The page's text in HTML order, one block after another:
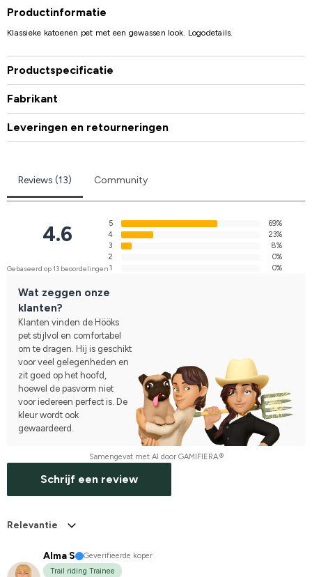
Productinformatie
Klassieke katoenen pet met een gewassen look. Logodetails.
Productspecificatie
Fabrikant
Leveringen en retourneringen
Reviews (13) Community
4.6
Gebaseerd op 13 beoordelingen
5
69%
4
23%
3
8%
2
0%
1
0%
Wat zeggen onze
klanten?
Klanten vinden de Hööks
pet stijlvol en comfortabel
om te dragen. Hij is geschikt
voor veel gelegenheden en
zit goed op het hoofd,
hoewel de pasvorm niet
voor iedereen perfect is. De
kleur wordt ook
gewaardeerd.
Samengevat met AI door GAMIFIERA.®
Schrijf een review
Relevantie
Alma S
Geverifieerde koper
Trail riding Trainee